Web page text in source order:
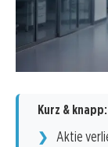
Kurz & knapp:
Aktie